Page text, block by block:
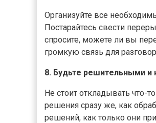
Организуйте все
Постарайтесь свести
спросите, можете ли вы
громкую связь для
8. Будьте решительными и
Не стоит откладывать что-
решения сразу же, как
решений, как только они